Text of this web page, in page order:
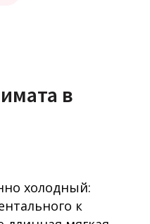
в
холодный:
к